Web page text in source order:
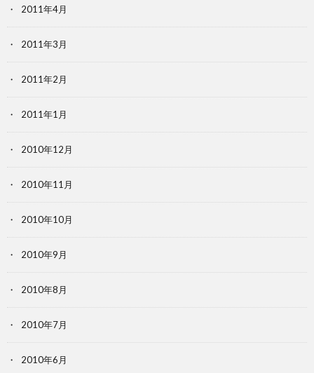
2011年4月
2011年3月
2011年2月
2011年1月
2010年12月
2010年11月
2010年10月
2010年9月
2010年8月
2010年7月
2010年6月